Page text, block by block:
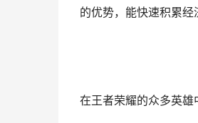
的优势，能快速积累
在王者荣耀的众多英雄